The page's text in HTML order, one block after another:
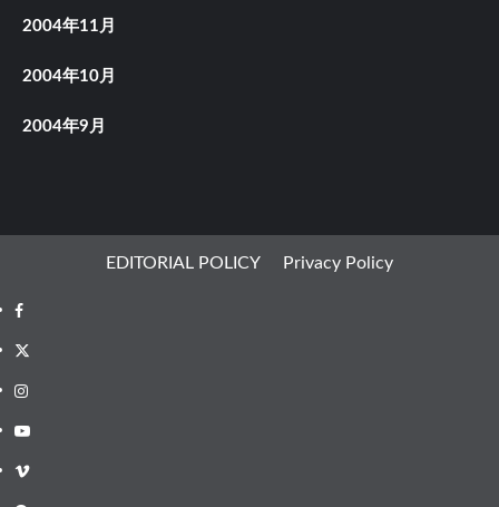
2004年11月
2004年10月
2004年9月
EDITORIAL POLICY Privacy Policy
Facebook
X
Instagram
Youtube
Vimeo